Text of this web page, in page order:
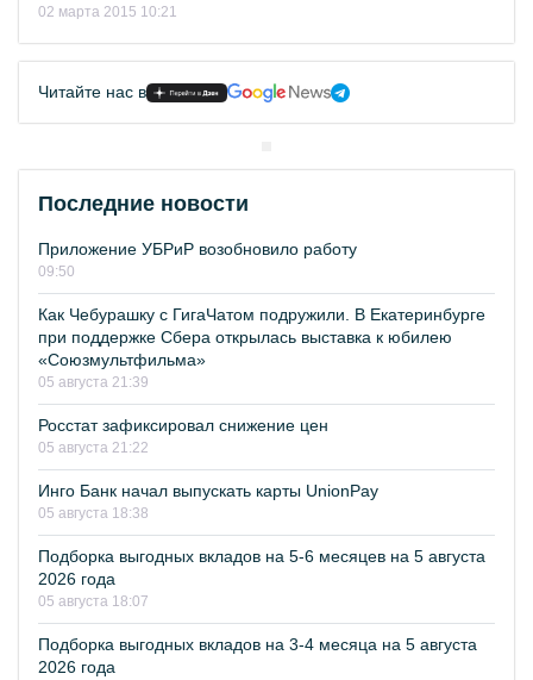
02 марта 2015 10:21
Читайте нас в
Последние новости
Приложение УБРиР возобновило работу
09:50
Как Чебурашку с ГигаЧатом подружили. В Екатеринбурге
при поддержке Сбера открылась выставка к юбилею
«Союзмультфильма»
05 августа 21:39
Росстат зафиксировал снижение цен
05 августа 21:22
Инго Банк начал выпускать карты UnionPay
05 августа 18:38
Подборка выгодных вкладов на 5-6 месяцев на 5 августа
2026 года
05 августа 18:07
Подборка выгодных вкладов на 3-4 месяца на 5 августа
2026 года